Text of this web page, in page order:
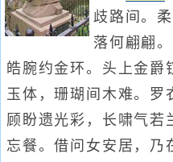
歧路间。
落何翩翩
皓腕约金环。头上金爵
玉体，珊瑚间木难。罗
顾盼遗光彩，长啸气若
忘餐。借问女安居，乃